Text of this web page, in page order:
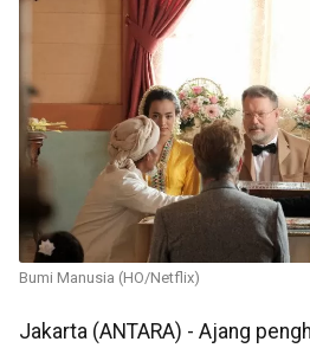
Bumi Manusia (HO/Netflix)
Jakarta (ANTARA) - Ajang